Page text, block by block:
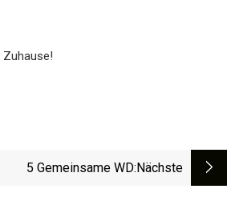
5 Gemeinsame WD:nächste